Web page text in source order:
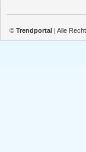
© Trendportal | Alle